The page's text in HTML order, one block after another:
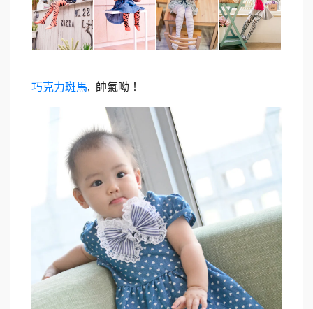
巧克力斑馬, 帥氣呦！